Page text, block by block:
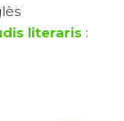
literaris :